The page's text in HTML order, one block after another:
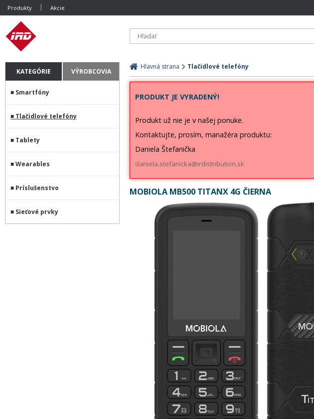
Produkty Akcie
KATEGÓRIE VÝROBCOVIA
Smartfóny
Tlačidlové telefóny
Tablety
Wearables
Príslušenstvo
Sieťové prvky
Hlavná strana Tlačidlové telefóny
PRODUKT JE VYRADENÝ!
Produkt už nie je v našej ponuke.
Kontaktujte, prosím, manažéra produktu:
Daniela Štefanička
daniela.stefanicka@irdistribution.sk
MOBIOLA MB500 TITANX 4G ČIERNA